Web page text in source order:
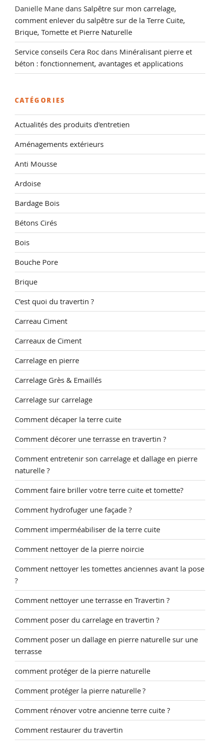
Danielle Mane dans Salpêtre sur mon carrelage,
comment enlever du salpêtre sur de la Terre Cuite,
Brique, Tomette et Pierre Naturelle
Service conseils Cera Roc dans Minéralisant pierre et
béton : fonctionnement, avantages et applications
CATÉGORIES
Actualités des produits d'entretien
Aménagements extérieurs
Anti Mousse
Ardoise
Bardage Bois
Bétons Cirés
Bois
Bouche Pore
Brique
C’est quoi du travertin ?
Carreau Ciment
Carreaux de Ciment
Carrelage en pierre
Carrelage Grès & Emaillés
Carrelage sur carrelage
Comment décaper la terre cuite
Comment décorer une terrasse en travertin ?
Comment entretenir son carrelage et dallage en pierre
naturelle ?
Comment faire briller votre terre cuite et tomette?
Comment hydrofuger une façade ?
Comment imperméabiliser de la terre cuite
Comment nettoyer de la pierre noircie
Comment nettoyer les tomettes anciennes avant la pose
?
Comment nettoyer une terrasse en Travertin ?
Comment poser du carrelage en travertin ?
Comment poser un dallage en pierre naturelle sur une
terrasse
comment protéger de la pierre naturelle
Comment protéger la pierre naturelle ?
Comment rénover votre ancienne terre cuite ?
Comment restaurer du travertin